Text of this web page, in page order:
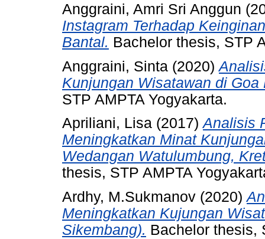
Anggraini, Amri Sri Anggun
Instagram Terhadap
Bantal. Bachelor thesis, STP
Anggraini, Sinta (2020)
Kunjungan Wisatawan di
STP AMPTA Yogyakarta.
Apriliani, Lisa (2017)Analisis
Meningkatkan Minat
Wedangan Watulumbung,
thesis, STP AMPTA
Ardhy, M.Sukmanov (2020)
Meningkatkan Kujungan
Sikembang). Bachelor thesis,